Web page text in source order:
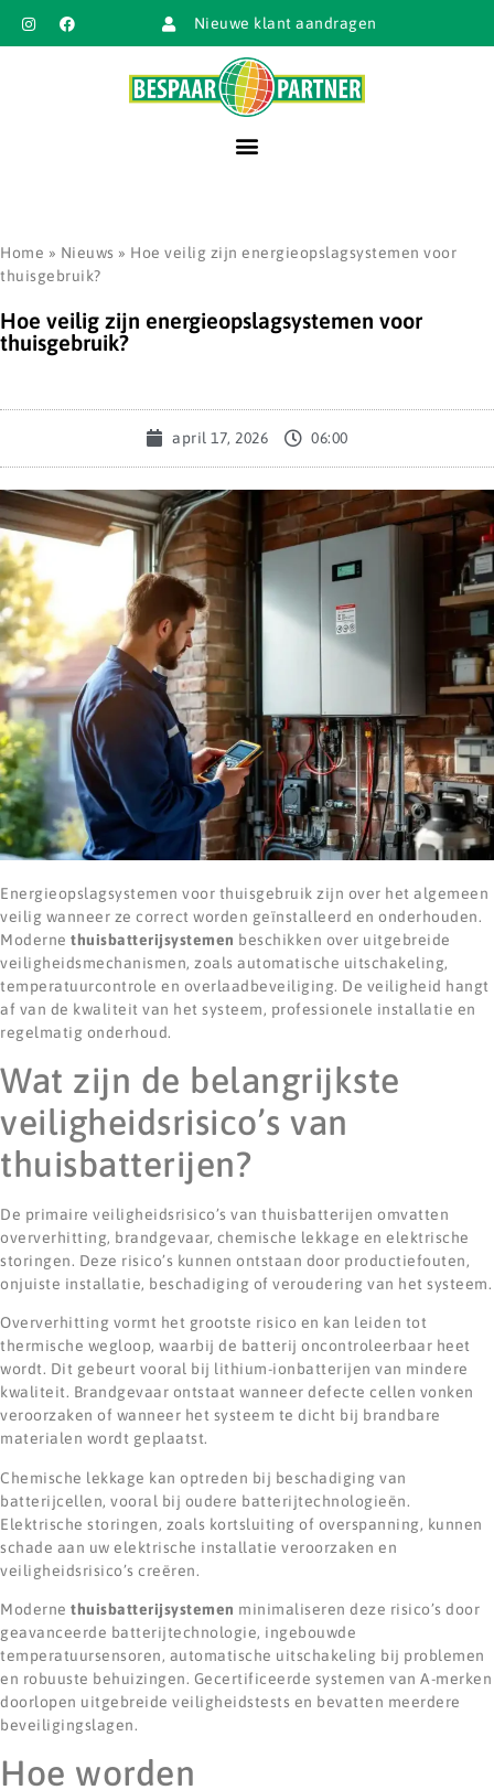
Nieuwe klant aandragen
Home » Nieuws » Hoe veilig zijn energieopslagsystemen voor
thuisgebruik?
Hoe veilig zijn energieopslagsystemen voor
thuisgebruik?
april 17, 2026 06:00
Energieopslagsystemen voor thuisgebruik zijn over het algemeen
veilig wanneer ze correct worden geïnstalleerd en onderhouden.
Moderne thuisbatterijsystemen beschikken over uitgebreide
veiligheidsmechanismen, zoals automatische uitschakeling,
temperatuurcontrole en overlaadbeveiliging. De veiligheid hangt
af van de kwaliteit van het systeem, professionele installatie en
regelmatig onderhoud.
Wat zijn de belangrijkste
veiligheidsrisico’s van
thuisbatterijen?
De primaire veiligheidsrisico’s van thuisbatterijen omvatten
oververhitting, brandgevaar, chemische lekkage en elektrische
storingen. Deze risico’s kunnen ontstaan door productiefouten,
onjuiste installatie, beschadiging of veroudering van het systeem.
Oververhitting vormt het grootste risico en kan leiden tot
thermische wegloop, waarbij de batterij oncontroleerbaar heet
wordt. Dit gebeurt vooral bij lithium-ionbatterijen van mindere
kwaliteit. Brandgevaar ontstaat wanneer defecte cellen vonken
veroorzaken of wanneer het systeem te dicht bij brandbare
materialen wordt geplaatst.
Chemische lekkage kan optreden bij beschadiging van
batterijcellen, vooral bij oudere batterijtechnologieën.
Elektrische storingen, zoals kortsluiting of overspanning, kunnen
schade aan uw elektrische installatie veroorzaken en
veiligheidsrisico’s creëren.
Moderne thuisbatterijsystemen minimaliseren deze risico’s door
geavanceerde batterijtechnologie, ingebouwde
temperatuursensoren, automatische uitschakeling bij problemen
en robuuste behuizingen. Gecertificeerde systemen van A-merken
doorlopen uitgebreide veiligheidstests en bevatten meerdere
beveiligingslagen.
Hoe worden